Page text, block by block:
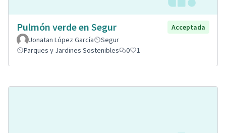
Pulmón verde en Segur
Acceptada
Jonatan López García
Segur
Parques y Jardines Sostenibles
0 1